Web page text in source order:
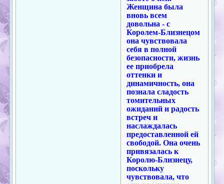
Женщина была
вновь всем
довольна - с
Королем-Близнецом
она чувствовала
себя в полной
безопасности, жизнь
ее приобрела
оттенки и
динамичность, она
познала сладость
томительных
ожиданий и радость
встреч и
наслаждалась
предоставленной ей
свободой. Она очень
привязалась к
Королю-Близнецу,
поскольку
чувствовала, что